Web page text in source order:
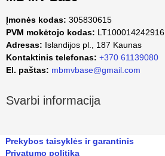
Įmonės kodas: 305830615
PVM mokėtojo kodas: LT100014242916
Adresas: Islandijos pl., 187 Kaunas
Kontaktinis telefonas: +370 61139080
El. paštas: mbmvbase@gmail.com
Svarbi informacija
Prekybos taisyklės ir garantinis
Privatumo politika